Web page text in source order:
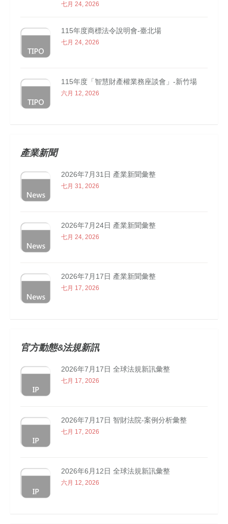
七月 24, 2026
115年度商標法令說明會-臺北場
七月 24, 2026
115年度「智慧財產權業務座談會」-新竹場
六月 12, 2026
產業新聞
2026年7月31日 產業新聞彙整
七月 31, 2026
2026年7月24日 產業新聞彙整
七月 24, 2026
2026年7月17日 產業新聞彙整
七月 17, 2026
官方動態&法規新訊
2026年7月17日 全球法規新訊彙整
七月 17, 2026
2026年7月17日 智財法院-案例分析彙整
七月 17, 2026
2026年6月12日 全球法規新訊彙整
六月 12, 2026